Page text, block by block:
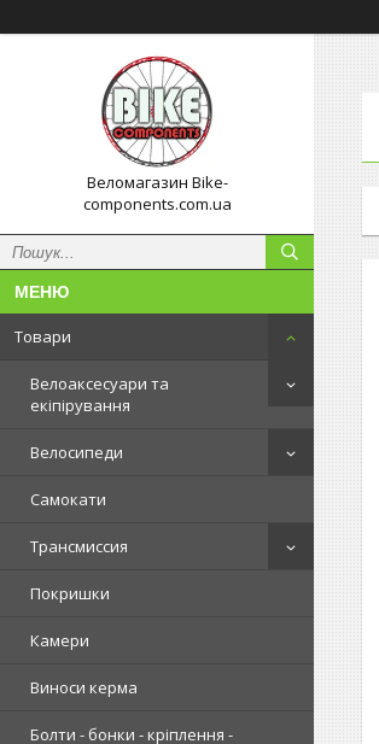
Веломагазин Bike-
components.com.ua
Товари
Велоаксесуари та
екіпірування
Велосипеди
Самокати
Трансмиссия
Покришки
Камери
Виноси керма
Болти - бонки - кріплення -